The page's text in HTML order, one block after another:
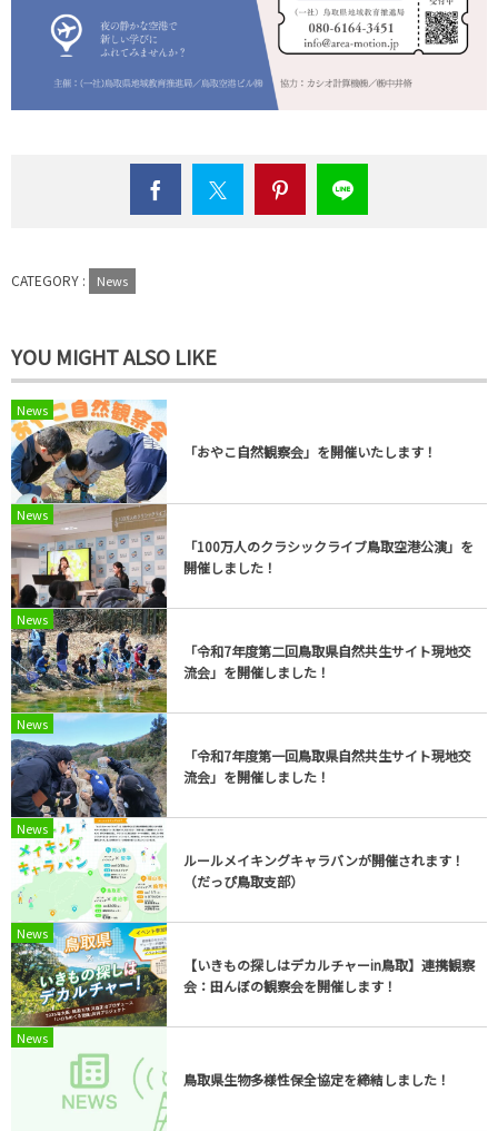
CATEGORY : News
YOU MIGHT ALSO LIKE
News
「おやこ自然観察会」を開催いたします！
News
「100万人のクラシックライブ鳥取空港公演」を
開催しました！
News
「令和7年度第二回鳥取県自然共生サイト現地交
流会」を開催しました！
News
「令和7年度第一回鳥取県自然共生サイト現地交
流会」を開催しました！
News
ルールメイキングキャラバンが開催されます！
（だっぴ鳥取支部）
News
【いきもの探しはデカルチャーin鳥取】連携観察
会：田んぼの観察会を開催します！
News
鳥取県生物多様性保全協定を締結しました！